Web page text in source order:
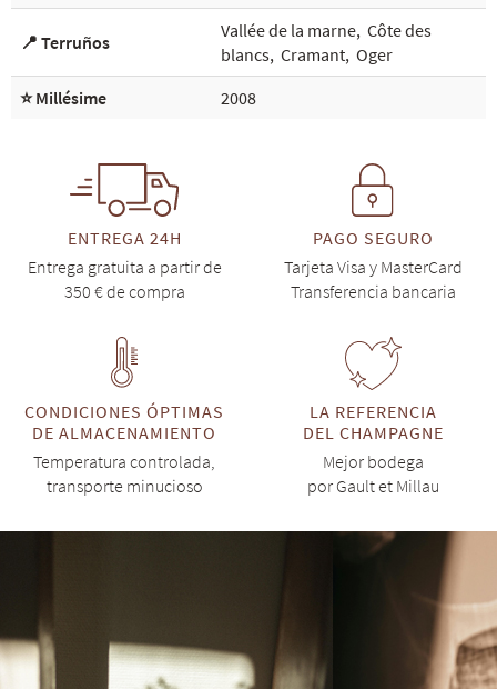
📍 Terruños
Vallée de la marne, Côte des
blancs, Cramant, Oger
⭐ Millésime
2008
ENTREGA 24H
Entrega gratuita a partir de
350 € de compra
PAGO SEGURO
Tarjeta Visa y MasterCard
Transferencia bancaria
CONDICIONES ÓPTIMAS
DE ALMACENAMIENTO
Temperatura controlada,
transporte minucioso
LA REFERENCIA
DEL CHAMPAGNE
Mejor bodega
por Gault et Millau